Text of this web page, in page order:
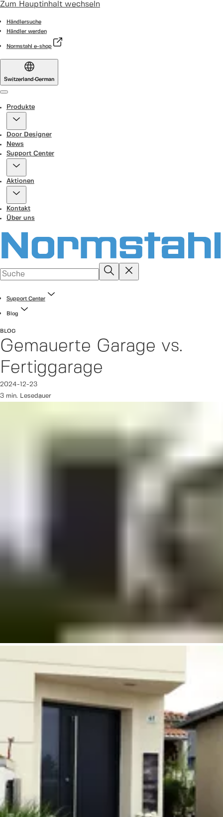
Zum Hauptinhalt wechseln
Händlersuche
Händler werden
Normstahl e-shop
Switzerland ·German
Produkte
Door Designer
News
Support Center
Aktionen
Kontakt
Über uns
Support Center
Blog
BLOG
Gemauerte Garage vs.
Fertiggarage
2024-12-23
3 min. Lesedauer